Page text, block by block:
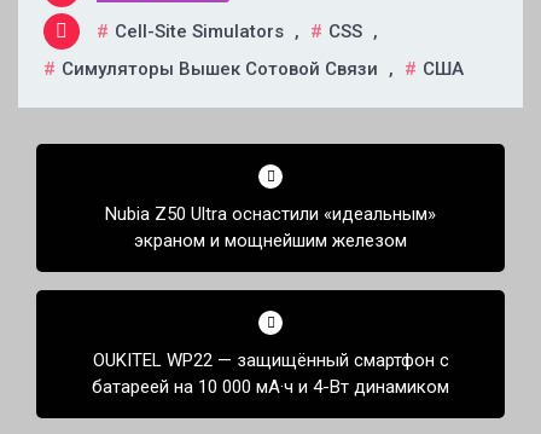
Cell-Site Simulators , CSS ,
Симуляторы Вышек Сотовой Связи
, США
Навигация
записямNubia Z50 Ultra оснастили «идеальным»
экраном и мощнейшим железом
OUKITEL WP22 — защищённый смартфон с
батареей на 10 000 мА·ч и 4-Вт динамиком